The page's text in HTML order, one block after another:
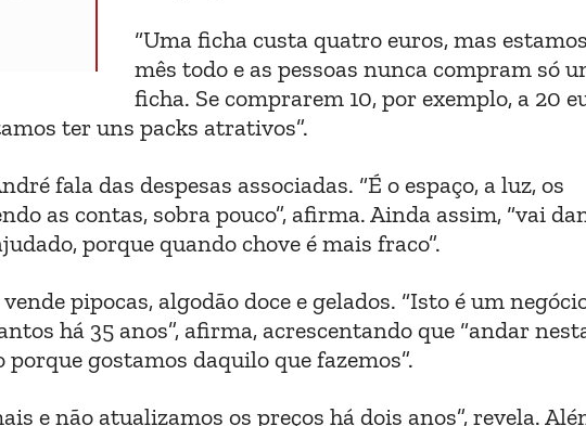
“Uma ficha custa quatro euros, mas
mês todo e as pessoas nunca compram só
ficha. Se comprarem 10, por exemplo, a 20
ter uns packs atrativos”.
fala das despesas associadas. “É o espaço, a luz, os
as contas, sobra pouco”, afirma. Ainda assim, “vai
porque quando chove é mais fraco”.
pipocas, algodão doce e gelados. “Isto é um
há 35 anos”, afirma, acrescentando que “andar
gostamos daquilo que fazemos”.
e não atualizamos os preços há dois anos”, revela.